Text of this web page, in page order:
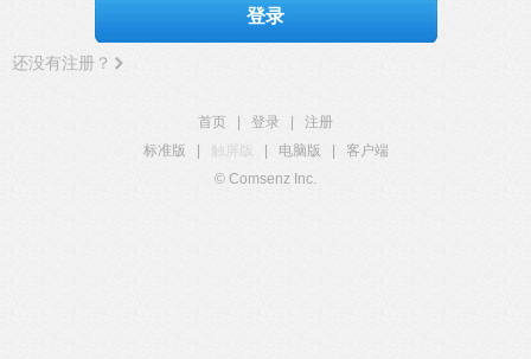
登录
还没有注册？
首页 登录
注册
标准版
触屏版 电脑版
客户端
© Comsenz Inc.